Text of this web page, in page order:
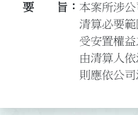
本案所涉
清算必要
受安置權
由清算人
則應依公